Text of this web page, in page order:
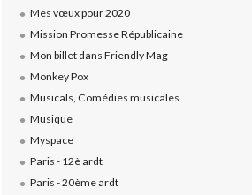
Mes vœux pour 2020
Mission Promesse Républicaine
Mon billet dans Friendly Mag
Monkey Pox
Musicals, Comédies musicales
Musique
Myspace
Paris - 12è ardt
Paris - 20ème ardt